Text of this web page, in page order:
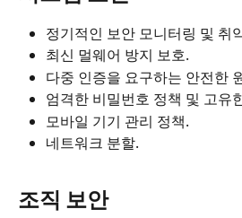
정기적인 보안 모니터링 및 취
최신 멀웨어 방지 보호.
다중 인증을 요구하는 안전한
엄격한 비밀번호 정책 및 고유
모바일 기기 관리 정책.
네트워크 분할.
조직 보안